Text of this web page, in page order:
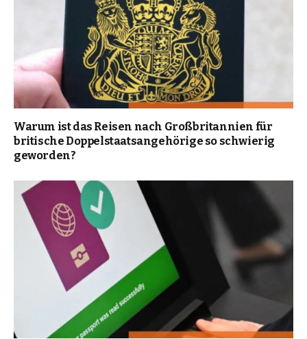
Warum ist das Reisen nach Großbritannien für
britische Doppelstaatsangehörige so schwierig
geworden?